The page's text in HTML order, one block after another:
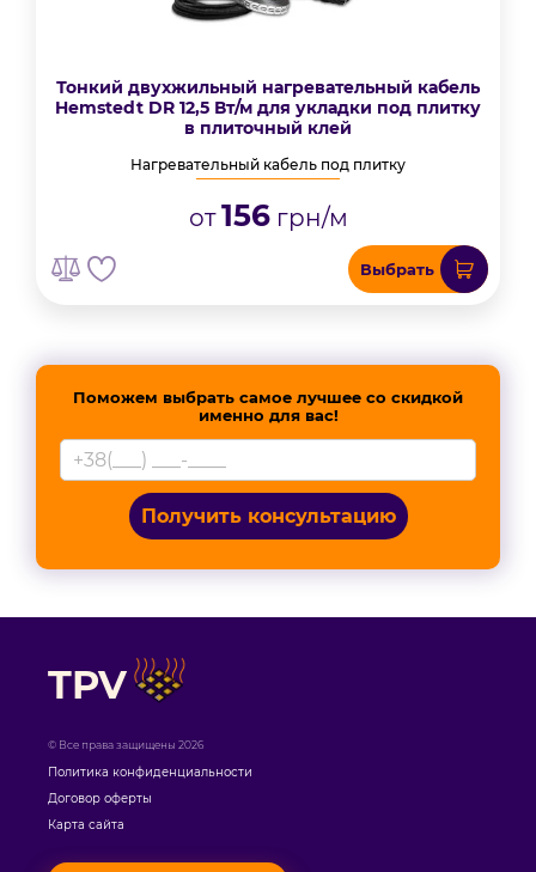
Тонкий двухжильный нагревательный кабель
Hemstedt DR 12,5 Вт/м для укладки под плитку
в плиточный клей
Нагревательный кабель под плитку
от156грн/м
Выбрать
Поможем выбрать самое лучшее со скидкой
именно для вас!
Получить консультацию
TPV
© Все права защищены 2026
Политика конфиденциальности
Договор оферты
Карта сайта